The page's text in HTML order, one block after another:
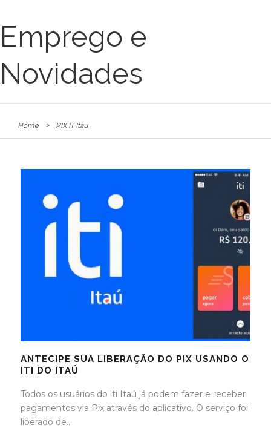
Emprego e
Novidades
Home > PIX IT Itau
ANTECIPE SUA LIBERAÇÃO DO PIX USANDO O
ITI DO ITAÚ
Todos os usuários do iti Itaú já podem fazer e receber
pagamentos via Pix através do aplicativo. O serviço foi
liberado de...